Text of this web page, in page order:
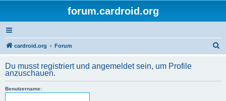
forum.cardroid.org
cardroid.org Forum
h
Du musst registriert und angemeldet sein, um Profile
anzuschauen.
Benutzername: